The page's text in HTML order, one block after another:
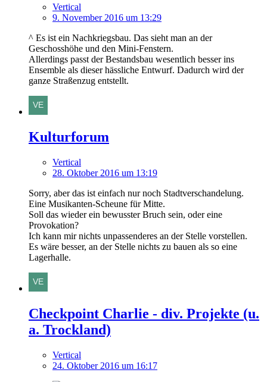
Vertical
9. November 2016 um 13:29
^ Es ist ein Nachkriegsbau. Das sieht man an der
Geschosshöhe und den Mini-Fenstern.
Allerdings passt der Bestandsbau wesentlich besser ins
Ensemble als dieser hässliche Entwurf. Dadurch wird der
ganze Straßenzug entstellt.
Kulturforum
Vertical
28. Oktober 2016 um 13:19
Sorry, aber das ist einfach nur noch Stadtverschandelung.
Eine Musikanten-Scheune für Mitte.
Soll das wieder ein bewusster Bruch sein, oder eine
Provokation?
Ich kann mir nichts unpassenderes an der Stelle vorstellen.
Es wäre besser, an der Stelle nichts zu bauen als so eine
Lagerhalle.
Checkpoint Charlie - div. Projekte (u.
a. Trockland)
Vertical
24. Oktober 2016 um 16:17